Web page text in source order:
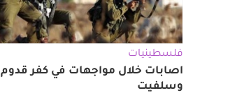
فلسطينيات
اصابات خلال مواجهات في كفر قدوم
وسلفيت